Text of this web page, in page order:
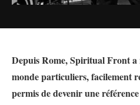
Depuis Rome, Spiritual Front a
monde particuliers, facilement
permis de devenir une